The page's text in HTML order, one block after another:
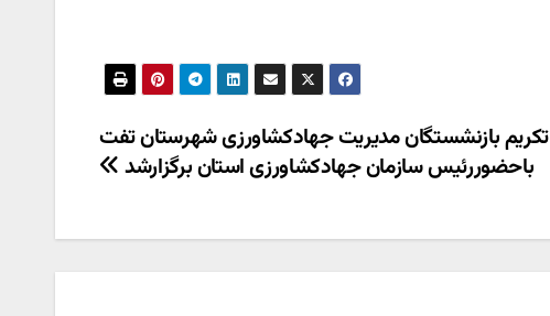
تکریم بازنشستگان مدیریت جهادکشاورزی شهرستان تفت
باحضوررئیس سازمان جهادکشاورزی استان برگزارشد